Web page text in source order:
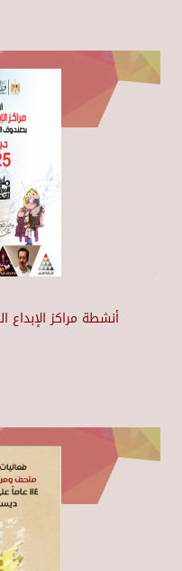
أنشطة مراكز الإبداع